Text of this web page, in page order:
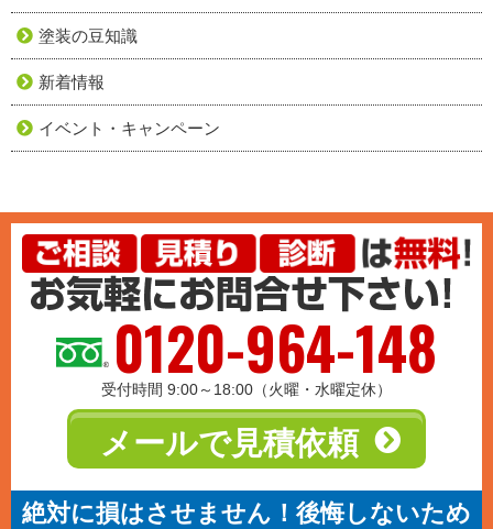
塗装の豆知識
新着情報
イベント・キャンペーン
0120-964-148
受付時間 9:00～18:00（火曜・水曜定休）
メールで見積依頼
絶対に損はさせません！後悔しないため